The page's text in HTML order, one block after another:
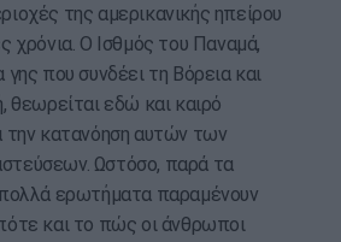
της αμερικανικής ηπείρου
χρόνια. Ο Ισθμός του Παναμά,
γης που συνδέει τη Βόρεια και
θεωρείται εδώ και καιρό
την κατανόηση αυτών των
Ωστόσο, παρά τα
ερωτήματα παραμένουν
και το πώς οι άνθρωποι